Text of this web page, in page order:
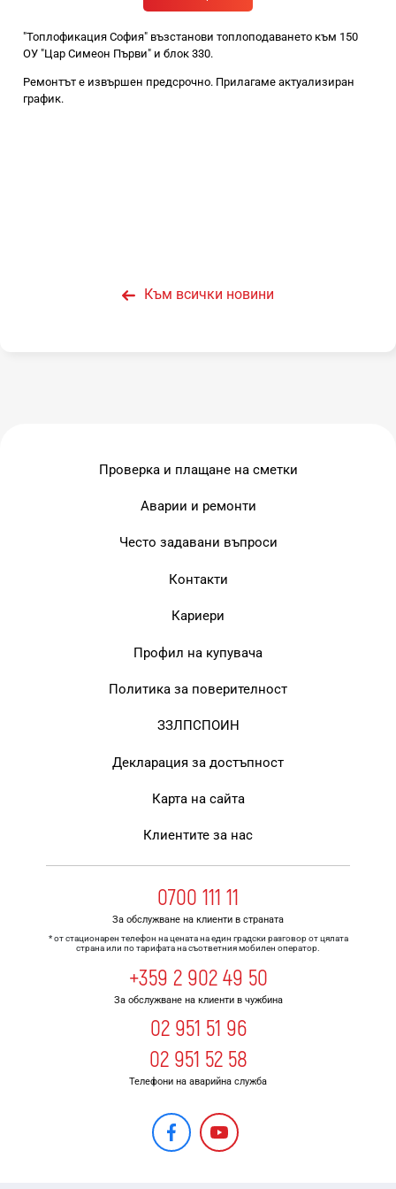
"Топлофикация София" възстанови топлоподаването към 150
ОУ "Цар Симеон Първи" и блок 330.
Ремонтът е извършен предсрочно. Прилагаме актуализиран
график.
Към всички новини
Проверка и плащане на сметки
Аварии и ремонти
Често задавани въпроси
Контакти
Кариери
Профил на купувача
Политика за поверителност
ЗЗЛПСПОИН
Декларация за достъпност
Карта на сайта
Клиентите за нас
0700 111 11
За обслужване на клиенти в страната
* от стационарен телефон на цената на един градски разговор от цялата
страна или по тарифата на съответния мобилен оператор.
+359 2 902 49 50
За обслужване на клиенти в чужбина
02 951 51 96
02 951 52 58
Телефони на аварийна служба